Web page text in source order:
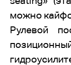
можно
Рулевой